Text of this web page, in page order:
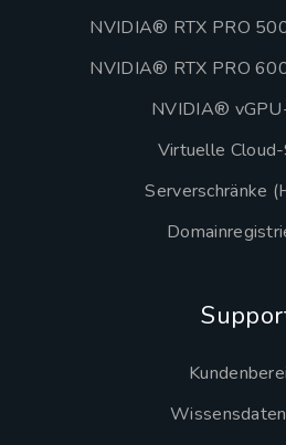
NVIDIA® RTX PRO
NVIDIA® RTX PRO
NVIDIA®
Virtuelle
Serverschränke